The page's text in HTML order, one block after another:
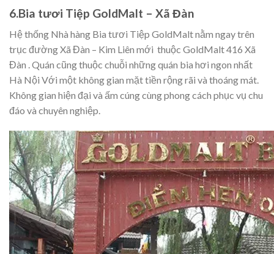
6.Bia tươi Tiệp GoldMalt – Xã Đàn
Hệ thống Nhà hàng Bia tươi Tiệp GoldMalt nằm ngay trên
trục đường Xã Đàn – Kim Liên mới thuộc GoldMalt 416 Xã
Đàn . Quán cũng thuộc chuỗi những quán bia hơi ngon nhất
Hà Nội Với một không gian mặt tiền rộng rãi và thoáng mát.
Không gian hiện đại và ấm cúng cùng phong cách phục vụ chu
đáo và chuyên nghiệp.